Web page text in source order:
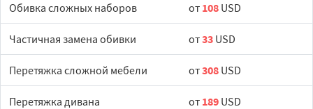
Обивка сложных наборов от 108 USD
Частичная замена обивки от33 USD
Перетяжка сложной мебели от308 USD
Перетяжка дивана от 189 USD